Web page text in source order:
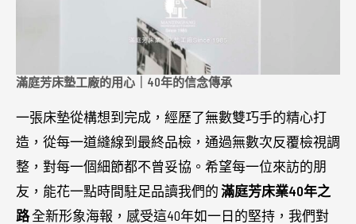
滿庭芳床墊工廠的用心｜40年的信念傳承
一張床墊從構想到完成，經歷了無數雙巧手的精心打
造，從每一道縫線到最終品檢，通過無數次反覆檢視調
整，對每一個細節都不曾妥協。希望每一位來訪的朋
友，能花一點時間駐足品讀我們的 滿庭芳床業40年之
路全新形象海報，感受這40年如一日的堅持，我們對